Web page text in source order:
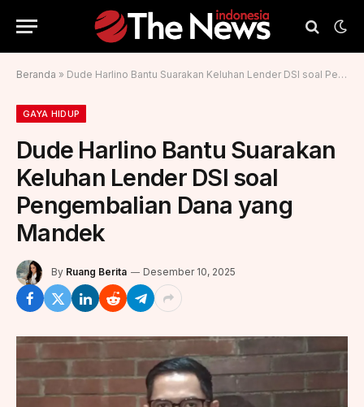
Beranda » Dude Harlino Bantu Suarakan Keluhan Lender DSI soal Pengembalian Dana yang Mandek
GAYA HIDUP
Dude Harlino Bantu Suarakan
Keluhan Lender DSI soal
Pengembalian Dana yang
Mandek
By Ruang Berita Desember 10, 2025